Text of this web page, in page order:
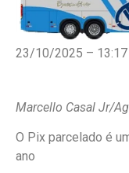
23/10/2025 – 13:17
Marcello Casal Jr/
O Pix parcelado é
ano